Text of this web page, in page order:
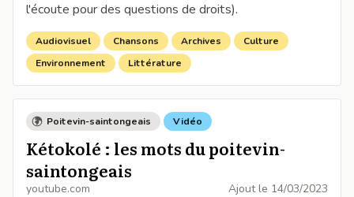
l'écoute pour des questions de droits).
Audiovisuel Chansons Archives
Culture
Environnement
Littérature
Poitevin-saintongeais Vidéo
Kétokolé : les mots du poitevin-
saintongeais
youtube.com Ajout le 14/03/2023